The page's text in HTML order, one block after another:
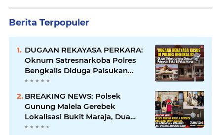
Berita Terpopuler
DUGAAN REKAYASA PERKARA:
Oknum Satresnarkoba Polres
Bengkalis Diduga Palsukan
Barang Bukti Hingga Paksa
BREAKING NEWS: Polsek
Gunung Malela Gerebek
Lokalisasi Bukit Maraja, Dua
Perempuan Menangis Saat